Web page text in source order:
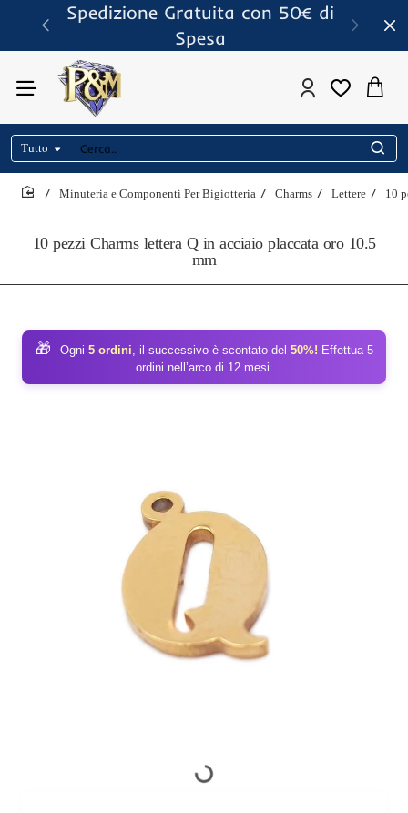
Spedizione Gratuita con 50€ di
Spesa
Tutto
Cerca..
10 pezzi Charms lettera Q in acciaio placcata oro 10.5
mm
Minuteria e Componenti Per Bigiotteria Charms Lettere 10
🎁 Ogni 5 ordini, il successivo è scontato del 50%! Effettua 5
ordini nell’arco di 12 mesi.